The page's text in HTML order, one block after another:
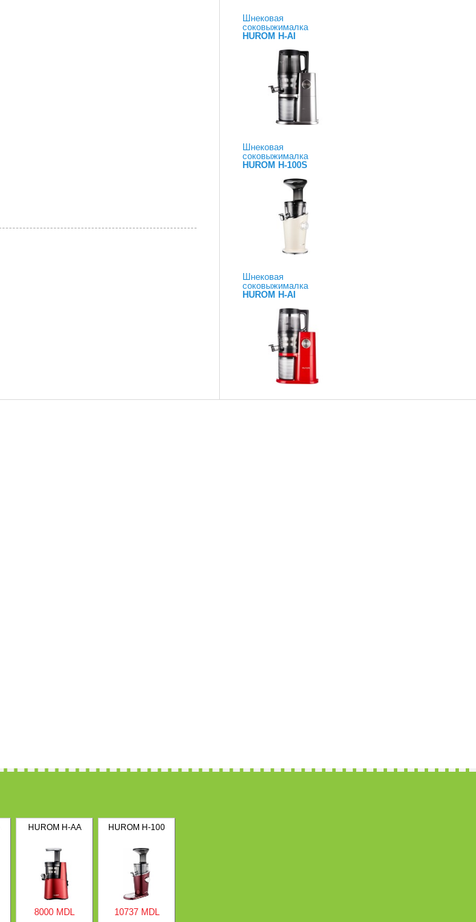
Шнековая
соковыжималка
HUROM H-AI
Шнековая
соковыжималка
HUROM H-100S
Шнековая
соковыжималка
HUROM H-AI
HUROM H-AA
8000 MDL
HUROM H-100
10737 MDL